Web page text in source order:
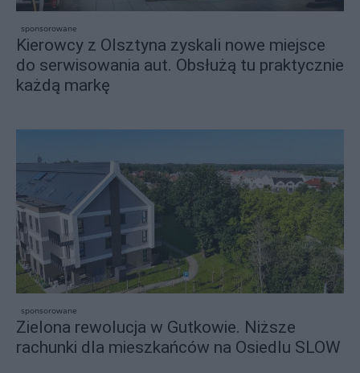
sponsorowane
Kierowcy z Olsztyna zyskali nowe miejsce
do serwisowania aut. Obsłużą tu praktycznie
każdą markę
sponsorowane
Zielona rewolucja w Gutkowie. Niższe
rachunki dla mieszkańców na Osiedlu SLOW